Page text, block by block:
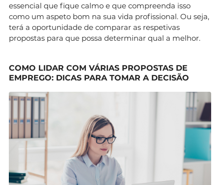
essencial que fique calmo e que compreenda isso
como um aspeto bom na sua vida profissional. Ou seja,
terá a oportunidade de comparar as respetivas
propostas para que possa determinar qual a melhor.
COMO LIDAR COM VÁRIAS PROPOSTAS DE
EMPREGO: DICAS PARA TOMAR A DECISÃO